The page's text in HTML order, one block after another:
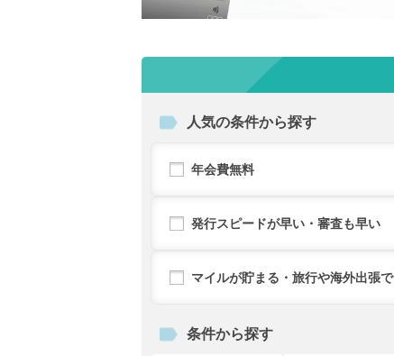
人気の条件から探す
年会費無料
発行スピードが早い・審査も早い
マイルが貯まる・旅行や海外出張で
条件から探す